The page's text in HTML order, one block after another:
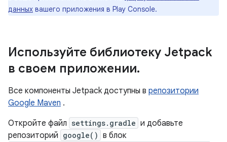
данных вашего приложения в Play Console.
Используйте библиотеку Jetpack
в своем приложении.
Все компоненты Jetpack доступны в репозитории
Google Maven .
Откройте файл settings.gradle и добавьте
репозиторий google() в блок